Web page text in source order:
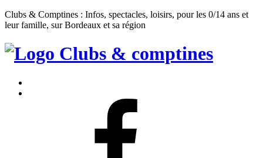
Clubs & Comptines : Infos, spectacles, loisirs, pour les 0/14 ans et
leur famille, sur Bordeaux et sa région
Clubs
Comptines